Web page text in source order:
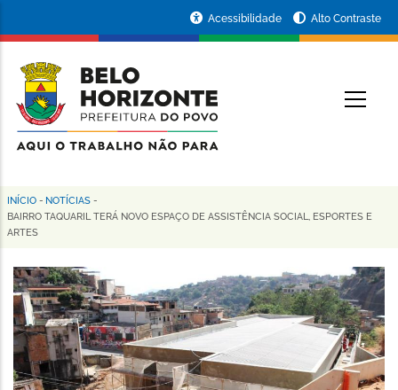
conteúdo
principal
da
Prefeitura
de
Horizonte
Acessibilidade Alto Contraste
Trilha
de
navegação
INÍCIO - NOTÍCIAS -
BAIRRO TAQUARIL TERÁ NOVO ESPAÇO DE ASSISTÊNCIA SOCIAL, ESPORTES E
ARTES